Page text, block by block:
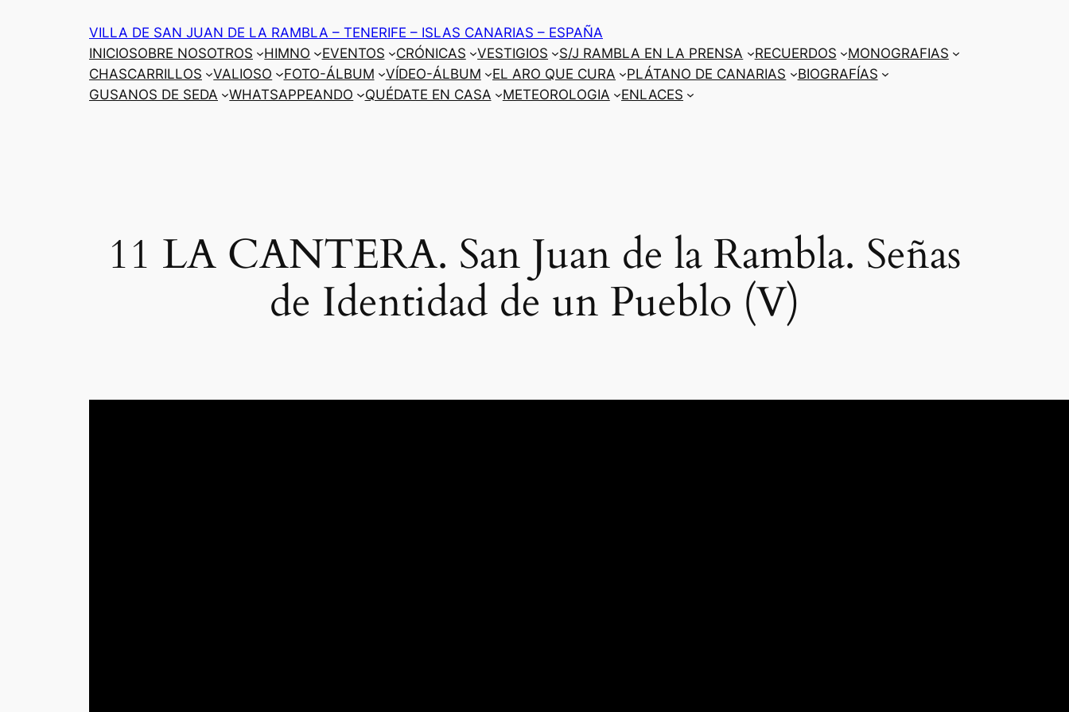
VILLA DE SAN JUAN DE LA RAMBLA – TENERIFE – ISLAS CANARIAS – ESPAÑA
INICIOSOBRE NOSOTROS HIMNO EVENTOS CRÓNICAS VESTIGIOS S/J RAMBLA EN LA PRENSA RECUERDOS
MONOGRAFIAS
CHASCARRILLOS
VALIOSO FOTO-ÁLBUM VÍDEO-ÁLBUM EL ARO QUE CURA PLÁTANO DE CANARIAS
BIOGRAFÍAS
GUSANOS DE SEDA
WHATSAPPEANDO QUÉDATE EN CASA METEOROLOGIA ENLACES
11 LA CANTERA. San Juan de la Rambla. Señas
de Identidad de un Pueblo (V)